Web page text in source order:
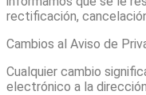
rectificación,
Cambios al Aviso de
Cualquier cambio
electrónico a la